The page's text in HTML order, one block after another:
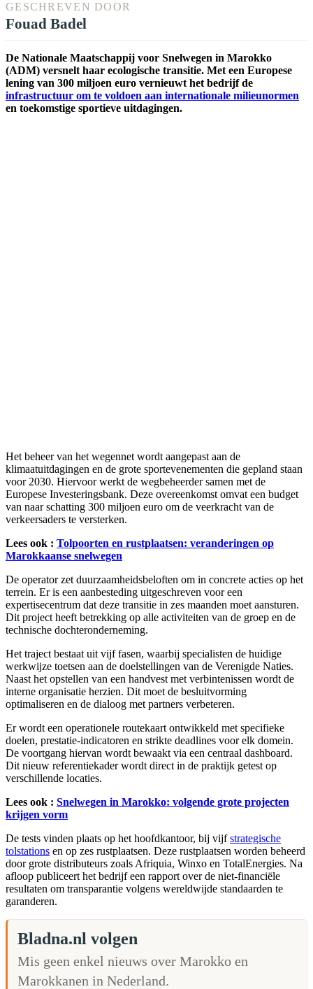
GESCHREVEN DOOR
Fouad Badel
De Nationale Maatschappij voor Snelwegen in Marokko
(ADM) versnelt haar ecologische transitie. Met een Europese
lening van 300 miljoen euro vernieuwt het bedrijf de
infrastructuur om te voldoen aan internationale milieunormen
en toekomstige sportieve uitdagingen.
Het beheer van het wegennet wordt aangepast aan de
klimaatuitdagingen en de grote sportevenementen die gepland staan
voor 2030. Hiervoor werkt de wegbeheerder samen met de
Europese Investeringsbank. Deze overeenkomst omvat een budget
van naar schatting 300 miljoen euro om de veerkracht van de
verkeersaders te versterken.
Lees ook : Tolpoorten en rustplaatsen: veranderingen op
Marokkaanse snelwegen
De operator zet duurzaamheidsbeloften om in concrete acties op het
terrein. Er is een aanbesteding uitgeschreven voor een
expertisecentrum dat deze transitie in zes maanden moet aansturen.
Dit project heeft betrekking op alle activiteiten van de groep en de
technische dochteronderneming.
Het traject bestaat uit vijf fasen, waarbij specialisten de huidige
werkwijze toetsen aan de doelstellingen van de Verenigde Naties.
Naast het opstellen van een handvest met verbintenissen wordt de
interne organisatie herzien. Dit moet de besluitvorming
optimaliseren en de dialoog met partners verbeteren.
Er wordt een operationele routekaart ontwikkeld met specifieke
doelen, prestatie-indicatoren en strikte deadlines voor elk domein.
De voortgang hiervan wordt bewaakt via een centraal dashboard.
Dit nieuw referentiekader wordt direct in de praktijk getest op
verschillende locaties.
Lees ook : Snelwegen in Marokko: volgende grote projecten
krijgen vorm
De tests vinden plaats op het hoofdkantoor, bij vijfstrategische
tolstations en op zes rustplaatsen. Deze rustplaatsen worden beheerd
door grote distributeurs zoals Afriquia, Winxo en TotalEnergies. Na
afloop publiceert het bedrijf een rapport over de niet-financiële
resultaten om transparantie volgens wereldwijde standaarden te
garanderen.
Bladna.nl volgen
Mis geen enkel nieuws over Marokko en
Marokkanen in Nederland.